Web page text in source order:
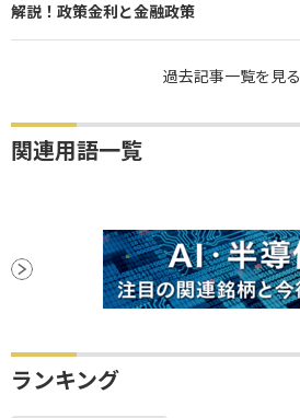
解説！政策金利と金融政策
過去記事一覧を見る
関連用語一覧
ランキング